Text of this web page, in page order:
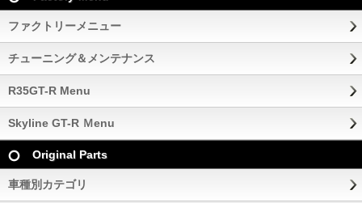
ファクトリーメニュー
チューニング＆メンテナンス
R35GT-R Menu
Skyline GT-R Ｍenu
Original Parts
車種別カテゴリ